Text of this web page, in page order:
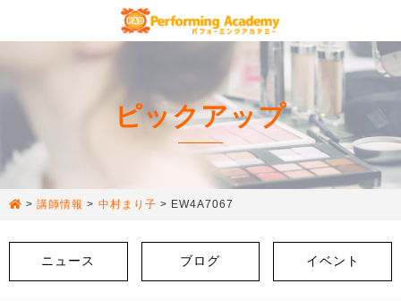
ピックアップ
>講師情報 > 中村まり子 > EW4A7067
ニュース ブログ イベント